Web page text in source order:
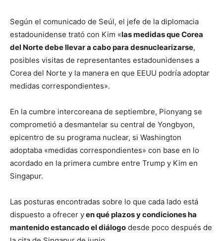
Según el comunicado de Seúl, el jefe de la diplomacia
estadounidense trató con Kim «las medidas que Corea
del Norte debe llevar a cabo para desnuclearizarse,
posibles visitas de representantes estadounidenses a
Corea del Norte y la manera en que EEUU podría adoptar
medidas correspondientes».
En la cumbre intercoreana de septiembre, Pionyang se
comprometió a desmantelar su central de Yongbyon,
epicentro de su programa nuclear, si Washington
adoptaba «medidas correspondientes» con base en lo
acordado en la primera cumbre entre Trump y Kim en
Singapur.
Las posturas encontradas sobre lo que cada lado está
dispuesto a ofrecer yen qué plazos y condiciones ha
mantenido estancado el diálogo desde poco después de